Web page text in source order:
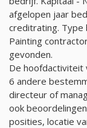
afgelopen jaar
creditrating. Type
Painting
gevonden.
De hoofdactiviteit
6 andere
directeur of
ook
posities, locatie